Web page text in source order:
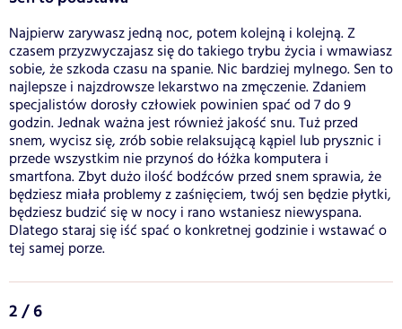
Najpierw zarywasz jedną noc, potem kolejną i kolejną. Z
czasem przyzwyczajasz się do takiego trybu życia i wmawiasz
sobie, że szkoda czasu na spanie. Nic bardziej mylnego. Sen to
najlepsze i najzdrowsze lekarstwo na zmęczenie. Zdaniem
specjalistów dorosły człowiek powinien spać od 7 do 9
godzin. Jednak ważna jest również jakość snu. Tuż przed
snem, wycisz się, zrób sobie relaksującą kąpiel lub prysznic i
przede wszystkim nie przynoś do łóżka komputera i
smartfona. Zbyt dużo ilość bodźców przed snem sprawia, że
będziesz miała problemy z zaśnięciem, twój sen będzie płytki,
będziesz budzić się w nocy i rano wstaniesz niewyspana.
Dlatego staraj się iść spać o konkretnej godzinie i wstawać o
tej samej porze.
2 / 6